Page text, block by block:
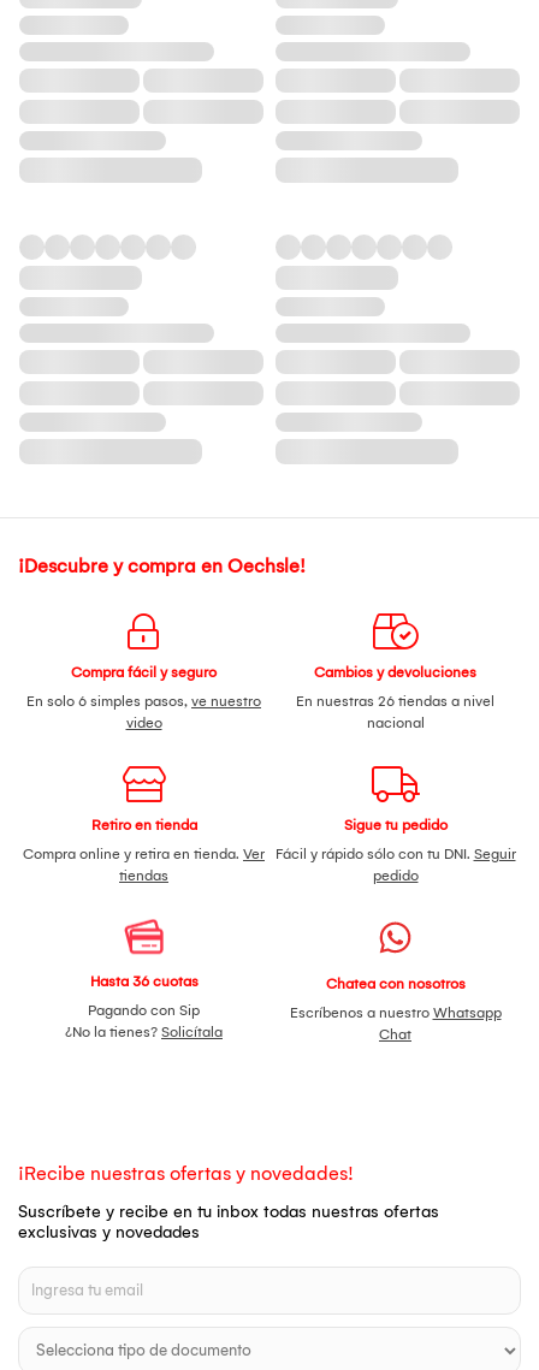
¡Descubre y compra en Oechsle!
Compra fácil y seguro
En solo 6 simples pasos, ve nuestro
video
Cambios y devoluciones
En nuestras 26 tiendas a nivel
nacional
Retiro en tienda
Compra online y retira en tienda. Ver
tiendas
Sigue tu pedido
Fácil y rápido sólo con tu DNI. Seguir
pedido
Hasta 36 cuotas
Pagando con Sip
¿No la tienes? Solicítala
Chatea con nosotros
Escríbenos a nuestro Whatsapp
Chat
¡Recibe nuestras ofertas y novedades!
Suscríbete y recibe en tu inbox todas nuestras ofertas
exclusivas y novedades